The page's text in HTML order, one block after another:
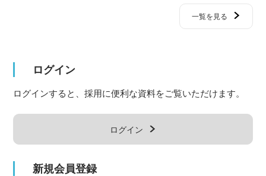
一覧を見る
ログイン
ログインすると、採用に便利な資料をご覧いただけます。
ログイン
新規会員登録